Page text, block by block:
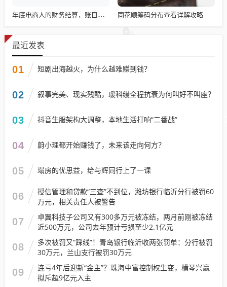
年底电商人的财务结算，账目清算与回顾 同花顺筹码分布查看详解攻略
最近发表
01 短剧出海越火，为什么越难赚到钱？
02 叙事完美、现实残酷，瑷科缦全程抗衰为何叫好不叫座？
03 抖音生服架构大调整，本地生活打响“二番战”
04 蔚小理都开始赚钱了，未来该走向何方？
05 塌房的优思益，给与辉同行上了一课
06
授信管理和贷款“三查”不到位，潍坊银行临沂分行被罚60
万元，相关责任人被警告
07
卓翼科技子公司又有300多万元被冻结，两月前刚被冻结
近500万元，公司去年预计亏损至少2.1亿元
08
多次被罚又“踩线”！青岛银行临沂收两张罚单：分行被罚
30万元，兰山支行被罚30万元
09
连亏4年后迎新“金主”？珠海中富控制权生变，横琴兴赢
拟斥超9亿元入主